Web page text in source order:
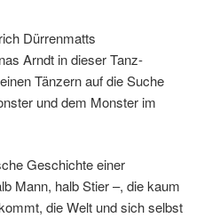
Dürrenmatts
Arndt in dieser Tanz-
Tänzern auf die Suche
und dem Monster im
Geschichte einer
Mann, halb Stier –, die kaum
die Welt und sich selbst